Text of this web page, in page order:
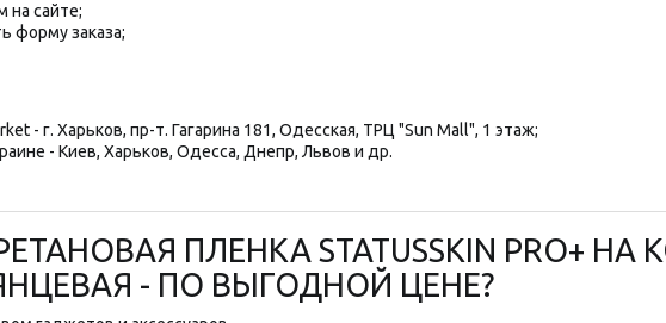
на сайте;
форму заказа;
- г. Харьков, пр-т. Гагарина 181, Одесская, ТРЦ "Sun Mall", 1 этаж;
- Киев, Харьков, Одесса, Днепр, Львов и др.
ПЛЕНКА STATUSSKIN PRO+ НА
- ПО ВЫГОДНОЙ ЦЕНЕ?